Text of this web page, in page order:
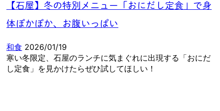
【石屋】冬の特別メニュー「おにだし定食」で身
体ぽかぽか、お腹いっぱい
和食 2026/01/19
寒い冬限定、石屋のランチに気まぐれに出現する「おにだ
し定食」を見かけたらぜひ試してほしい！